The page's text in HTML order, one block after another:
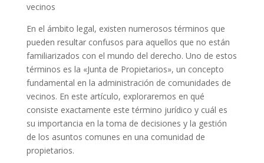
vecinos
En el ámbito legal, existen numerosos términos que
pueden resultar confusos para aquellos que no están
familiarizados con el mundo del derecho. Uno de estos
términos es la «Junta de Propietarios», un concepto
fundamental en la administración de comunidades de
vecinos. En este artículo, exploraremos en qué
consiste exactamente este término jurídico y cuál es
su importancia en la toma de decisiones y la gestión
de los asuntos comunes en una comunidad de
propietarios.